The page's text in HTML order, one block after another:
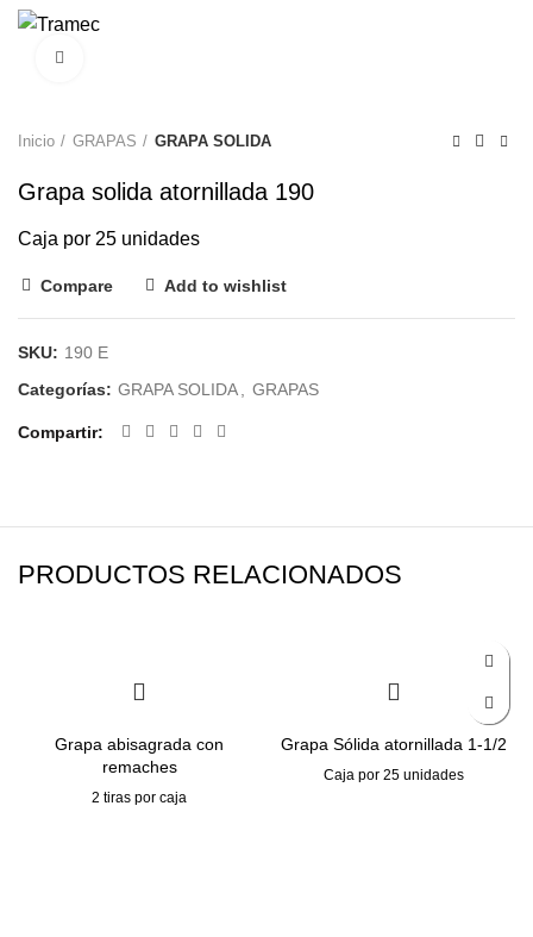
Inicio GRAPAS GRAPA SOLIDA
Grapa solida atornillada 190
Caja por 25 unidades
Compare Add to wishlist
SKU: 190 E
Categorías: GRAPA SOLIDA GRAPAS
Compartir
PRODUCTOS RELACIONADOS
Grapa abisagrada con
remaches
2 tiras por caja
Grapa Sólida atornillada 1-1/2
Caja por 25 unidades